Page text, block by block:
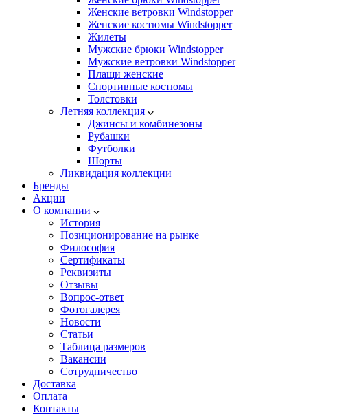
Женские ветровки Windstopper
Женские костюмы Windstopper
Жилеты
Мужские брюки Windstopper
Мужские ветровки Windstopper
Плащи женские
Спортивные костюмы
Толстовки
Летняя коллекция
Джинсы и комбинезоны
Рубашки
Футболки
Шорты
Ликвидация коллекции
Бренды
Акции
О компании
История
Позиционирование на рынке
Философия
Сертификаты
Реквизиты
Отзывы
Вопрос-ответ
Фотогалерея
Новости
Статьи
Таблица размеров
Вакансии
Сотрудничество
Доставка
Оплата
Контакты